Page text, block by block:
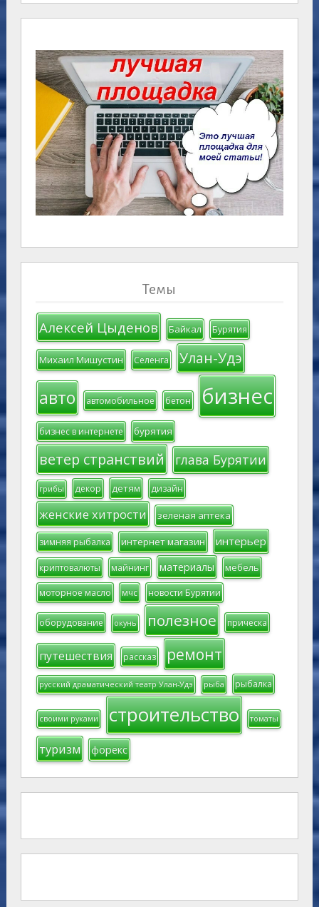
Темы
Алексей Цыденов Байкал Бурятия
Михаил Мишустин Селенга Улан-Удэ
авто автомобильное бетон бизнес
бизнес в интернете бурятия
ветер странствий глава Бурятии
грибы декор детям дизайн
женские хитрости зеленая аптека
зимняя рыбалка интернет магазин интерьер
криптовалюты майнинг материалы мебель
моторное масло мчс новости Бурятии
оборудование окунь полезное прическа
путешествия рассказ ремонт
русский драматический театр Улан-Удэ рыба рыбалка
своими руками строительство томаты
туризм форекс